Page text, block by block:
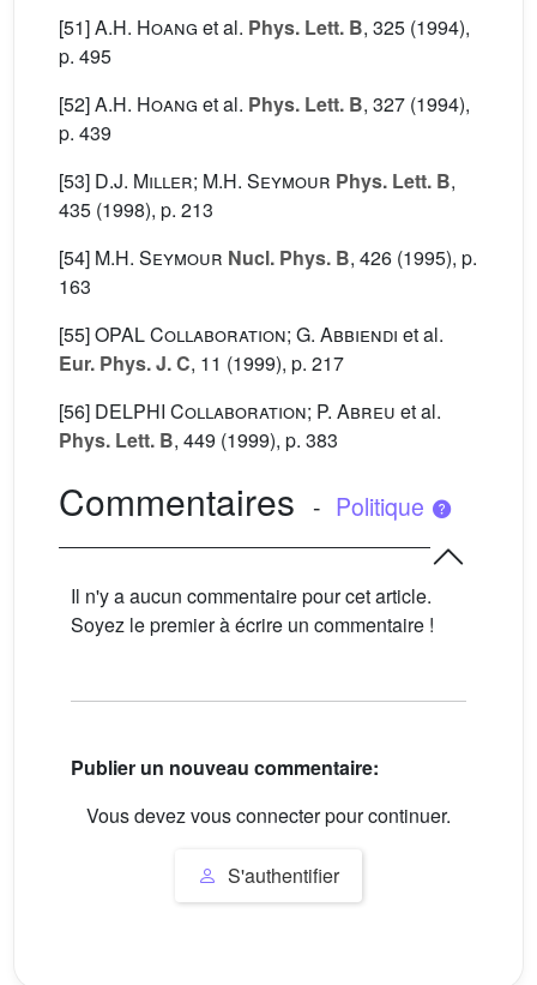
[51]A.H. Hoang et al. Phys. Lett. B, 325 (1994),
p. 495
[52]A.H. Hoang et al. Phys. Lett. B, 327 (1994),
p. 439
[53] D.J. Miller; M.H. Seymour Phys. Lett. B,
435 (1998), p. 213
[54] M.H. Seymour Nucl. Phys. B, 426 (1995), p.
163
[55]OPAL Collaboration; G. Abbiendi et al.
Eur. Phys. J. C, 11 (1999), p. 217
[56] DELPHI Collaboration; P. Abreu et al.
Phys. Lett. B, 449 (1999), p. 383
Commentaires - Politique
Il n'y a aucun commentaire pour cet article.
Soyez le premier à écrire un commentaire !
Publier un nouveau commentaire:
Vous devez vous connecter pour continuer.
S'authentifier